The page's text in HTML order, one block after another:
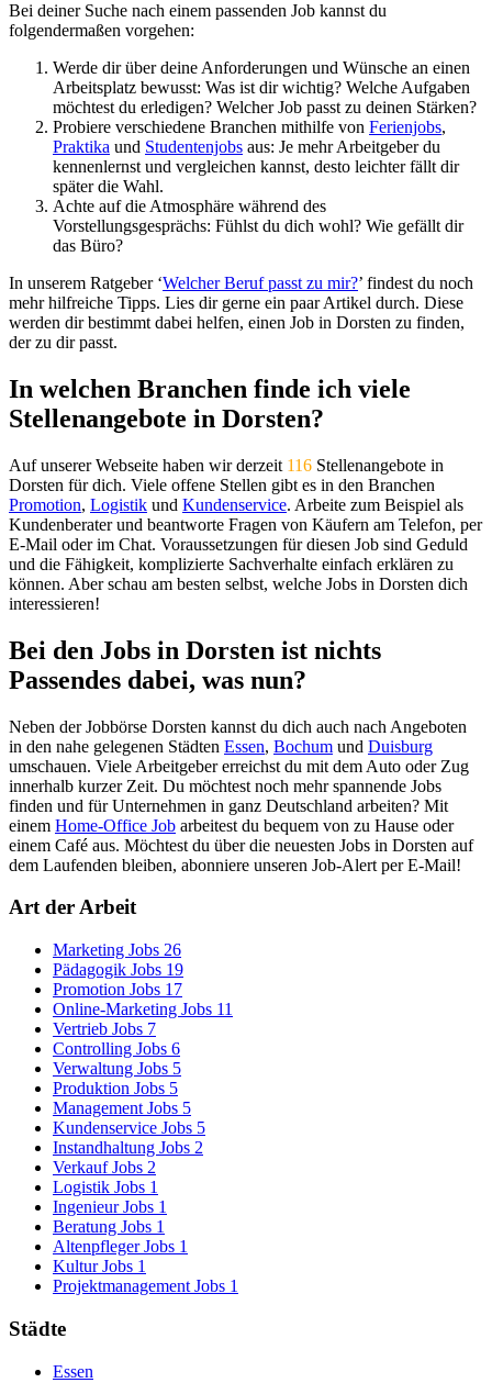
Bei deiner Suche nach einem passenden Job kannst du
folgendermaßen vorgehen:
Werde dir über deine Anforderungen und Wünsche an einen
Arbeitsplatz bewusst: Was ist dir wichtig? Welche Aufgaben
möchtest du erledigen? Welcher Job passt zu deinen Stärken?
Probiere verschiedene Branchen mithilfe von Ferienjobs,
Praktika und Studentenjobs aus: Je mehr Arbeitgeber du
kennenlernst und vergleichen kannst, desto leichter fällt dir
später die Wahl.
Achte auf die Atmosphäre während des
Vorstellungsgesprächs: Fühlst du dich wohl? Wie gefällt dir
das Büro?
In unserem Ratgeber ‘Welcher Beruf passt zu mir?’ findest du noch
mehr hilfreiche Tipps. Lies dir gerne ein paar Artikel durch. Diese
werden dir bestimmt dabei helfen, einen Job in Dorsten zu finden,
der zu dir passt.
In welchen Branchen finde ich viele
Stellenangebote in Dorsten?
Auf unserer Webseite haben wir derzeit 116 Stellenangebote in
Dorsten für dich. Viele offene Stellen gibt es in den Branchen
Promotion, Logistik und Kundenservice. Arbeite zum Beispiel als
Kundenberater und beantworte Fragen von Käufern am Telefon, per
E-Mail oder im Chat. Voraussetzungen für diesen Job sind Geduld
und die Fähigkeit, komplizierte Sachverhalte einfach erklären zu
können. Aber schau am besten selbst, welche Jobs in Dorsten dich
interessieren!
Bei den Jobs in Dorsten ist nichts
Passendes dabei, was nun?
Neben der Jobbörse Dorsten kannst du dich auch nach Angeboten
in den nahe gelegenen Städten Essen, Bochum und Duisburg
umschauen. Viele Arbeitgeber erreichst du mit dem Auto oder Zug
innerhalb kurzer Zeit. Du möchtest noch mehr spannende Jobs
finden und für Unternehmen in ganz Deutschland arbeiten? Mit
einem Home-Office Job arbeitest du bequem von zu Hause oder
einem Café aus. Möchtest du über die neuesten Jobs in Dorsten auf
dem Laufenden bleiben, abonniere unseren Job-Alert per E-Mail!
Art der Arbeit
Marketing Jobs 26
Pädagogik Jobs 19
Promotion Jobs 17
Online-Marketing Jobs 11
Vertrieb Jobs 7
Controlling Jobs 6
Verwaltung Jobs 5
Produktion Jobs 5
Management Jobs 5
Kundenservice Jobs 5
Instandhaltung Jobs 2
Verkauf Jobs 2
Logistik Jobs 1
Ingenieur Jobs 1
Beratung Jobs 1
Altenpfleger Jobs 1
Kultur Jobs 1
Projektmanagement Jobs 1
Städte
Essen